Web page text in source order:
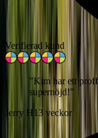
Verifierad kund
"Kim har ett
supernöjd!"
Jerry H 13 veckor